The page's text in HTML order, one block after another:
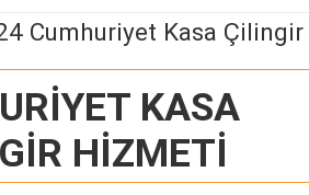
Cumhuriyet Kasa Çilingir
KASA
HİZMETİ